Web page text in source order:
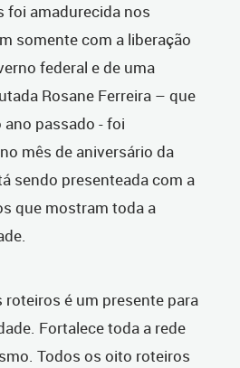
foi amadurecida nos
somente com a liberação
federal e de uma
Rosane Ferreira – que
passado - foi
mês de aniversário da
sendo presenteada com a
que mostram toda a
roteiros é um presente para
Fortalece toda a rede
Todos os oito roteiros